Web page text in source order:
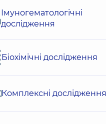
Імуногематологічні
дослідження
Біохімічні дослідження
Комплексні дослідження